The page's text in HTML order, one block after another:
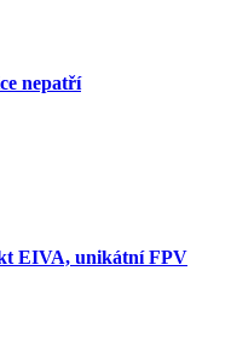
nepatří
EIVA, unikátní FPV